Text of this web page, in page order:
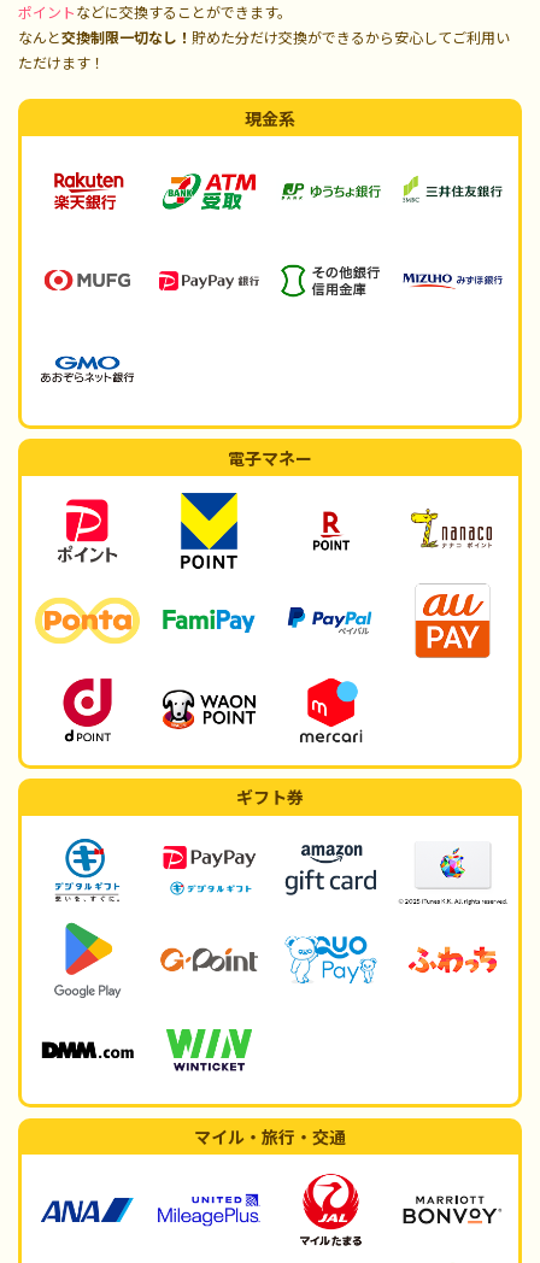
ポイントなどに交換することができます。
なんと交換制限一切なし！ 貯めた分だけ交換ができるから安心してご利用い
ただけます！
現金系
電子マネー
ギフト券
マイル・旅行・交通